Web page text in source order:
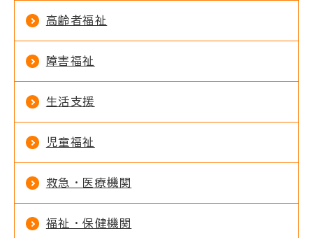
高齢者福祉
障害福祉
生活支援
児童福祉
救急・医療機関
福祉・保健機関